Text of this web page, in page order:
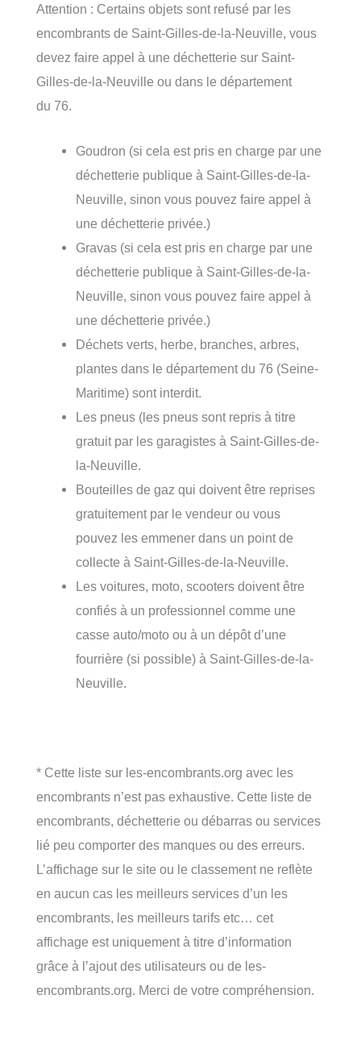
Attention : Certains objets sont refusé par les
encombrants de Saint-Gilles-de-la-Neuville, vous
devez faire appel à une déchetterie sur Saint-
Gilles-de-la-Neuville ou dans le département
du 76.
Goudron (si cela est pris en charge par une
déchetterie publique à Saint-Gilles-de-la-
Neuville, sinon vous pouvez faire appel à
une déchetterie privée.)
Gravas (si cela est pris en charge par une
déchetterie publique à Saint-Gilles-de-la-
Neuville, sinon vous pouvez faire appel à
une déchetterie privée.)
Déchets verts, herbe, branches, arbres,
plantes dans le département du 76 (Seine-
Maritime) sont interdit.
Les pneus (les pneus sont repris à titre
gratuit par les garagistes à Saint-Gilles-de-
la-Neuville.
Bouteilles de gaz qui doivent être reprises
gratuitement par le vendeur ou vous
pouvez les emmener dans un point de
collecte à Saint-Gilles-de-la-Neuville.
Les voitures, moto, scooters doivent être
confiés à un professionnel comme une
casse auto/moto ou à un dépôt d’une
fourrière (si possible) à Saint-Gilles-de-la-
Neuville.
* Cette liste sur les-encombrants.org avec les
encombrants n’est pas exhaustive. Cette liste de
encombrants, déchetterie ou débarras ou services
lié peu comporter des manques ou des erreurs.
L’affichage sur le site ou le classement ne reflète
en aucun cas les meilleurs services d’un les
encombrants, les meilleurs tarifs etc… cet
affichage est uniquement à titre d’information
grâce à l’ajout des utilisateurs ou de les-
encombrants.org. Merci de votre compréhension.